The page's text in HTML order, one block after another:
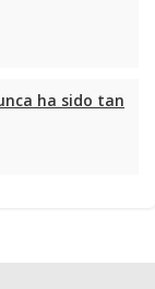
ha sido tan